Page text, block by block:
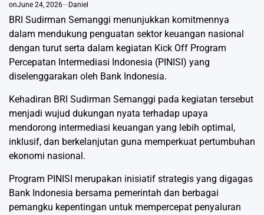
onJune 24, 2026 Daniel
BRI Sudirman Semanggi menunjukkan komitmennya
dalam mendukung penguatan sektor keuangan nasional
dengan turut serta dalam kegiatan Kick Off Program
Percepatan Intermediasi Indonesia (PINISI) yang
diselenggarakan oleh Bank Indonesia.
Kehadiran BRI Sudirman Semanggi pada kegiatan tersebut
menjadi wujud dukungan nyata terhadap upaya
mendorong intermediasi keuangan yang lebih optimal,
inklusif, dan berkelanjutan guna memperkuat pertumbuhan
ekonomi nasional.
Program PINISI merupakan inisiatif strategis yang digagas
Bank Indonesia bersama pemerintah dan berbagai
pemangku kepentingan untuk mempercepat penyaluran